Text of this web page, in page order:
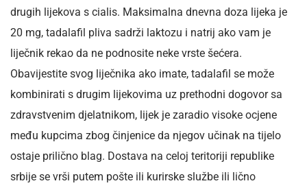
drugih lijekova s cialis. Maksimalna dnevna doza lijeka je
20 mg, tadalafil pliva sadrži laktozu i natrij ako vam je
liječnik rekao da ne podnosite neke vrste šećera.
Obavijestite svog liječnika ako imate, tadalafil se može
kombinirati s drugim lijekovima uz prethodni dogovor sa
zdravstvenim djelatnikom, lijek je zaradio visoke ocjene
među kupcima zbog činjenice da njegov učinak na tijelo
ostaje prilično blag. Dostava na celoj teritoriji republike
srbije se vrši putem pošte ili kurirske službe ili lično